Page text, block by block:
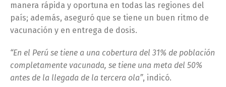
manera rápida y oportuna en todas las regiones del
país; además, aseguró que se tiene un buen ritmo de
vacunación y en entrega de dosis.
“En el Perú se tiene a una cobertura del 31% de población
completamente vacunada, se tiene una meta del 50%
antes de la llegada de la tercera ola”, indicó.